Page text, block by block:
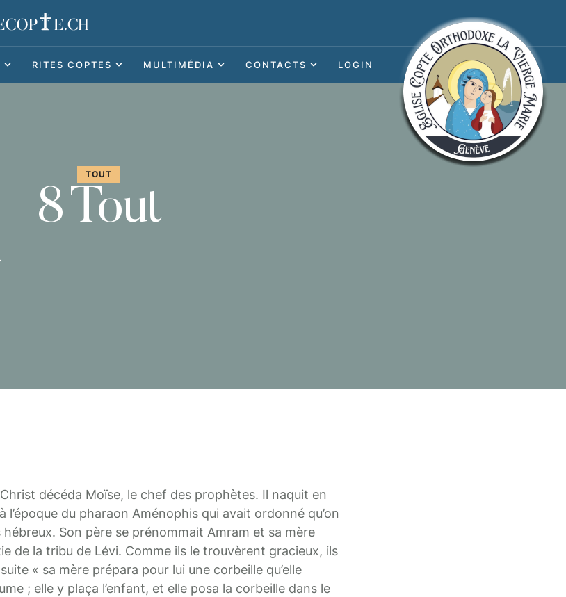
RITES COPTES MULTIMÉDIA CONTACTS LOGIN
TOUT
8 Tout
décéda Moïse, le chef des prophètes. Il naquit en
du pharaon Aménophis qui avait ordonné qu’on
Son père se prénommait Amram et sa mère
de la tribu de Lévi. Comme ils le trouvèrent gracieux, ils
« sa mère prépara pour lui une corbeille qu’elle
; elle y plaça l’enfant, et elle posa la corbeille dans le